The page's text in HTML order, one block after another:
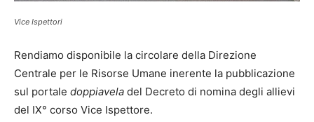
Vice Ispettori
Rendiamo disponibile la circolare della Direzione
Centrale per le Risorse Umane inerente la pubblicazione
sul portale doppiavela del Decreto di nomina degli allievi
del IX° corso Vice Ispettore.